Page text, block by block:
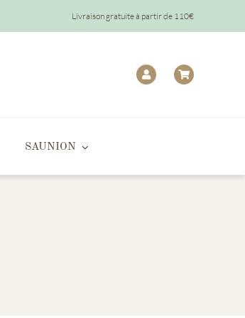
Livraison gratuite à partir de 110€
SAUNION